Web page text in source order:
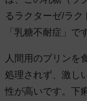
るラクターゼ/ラ
「乳糖不耐症」で
人間用のプリンを
処理されず、激し
性が高いです。下